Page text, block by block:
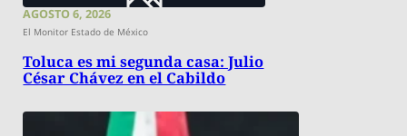
AGOSTO 6, 2026
El Monitor Estado de México
Toluca es mi segunda casa: Julio
César Chávez en el Cabildo